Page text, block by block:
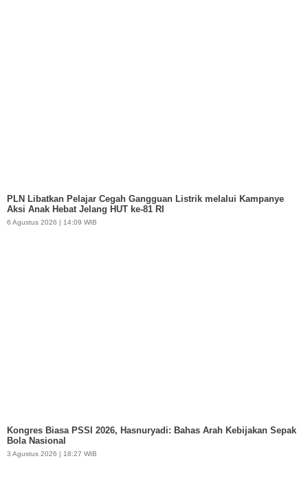
PLN Libatkan Pelajar Cegah Gangguan Listrik melalui Kampanye
Aksi Anak Hebat Jelang HUT ke-81 RI
6 Agustus 2026 | 14:09 WIB
Kongres Biasa PSSI 2026, Hasnuryadi: Bahas Arah Kebijakan Sepak
Bola Nasional
3 Agustus 2026 | 18:27 WIB